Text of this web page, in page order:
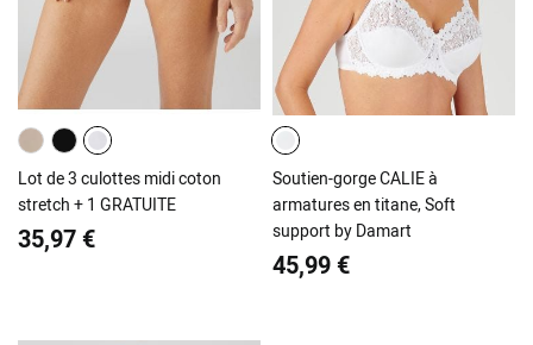
Lot de 3 culottes midi coton
stretch + 1 GRATUITE
35,97 €
Soutien-gorge CALIE à
armatures en titane, Soft
support by Damart
45,99 €